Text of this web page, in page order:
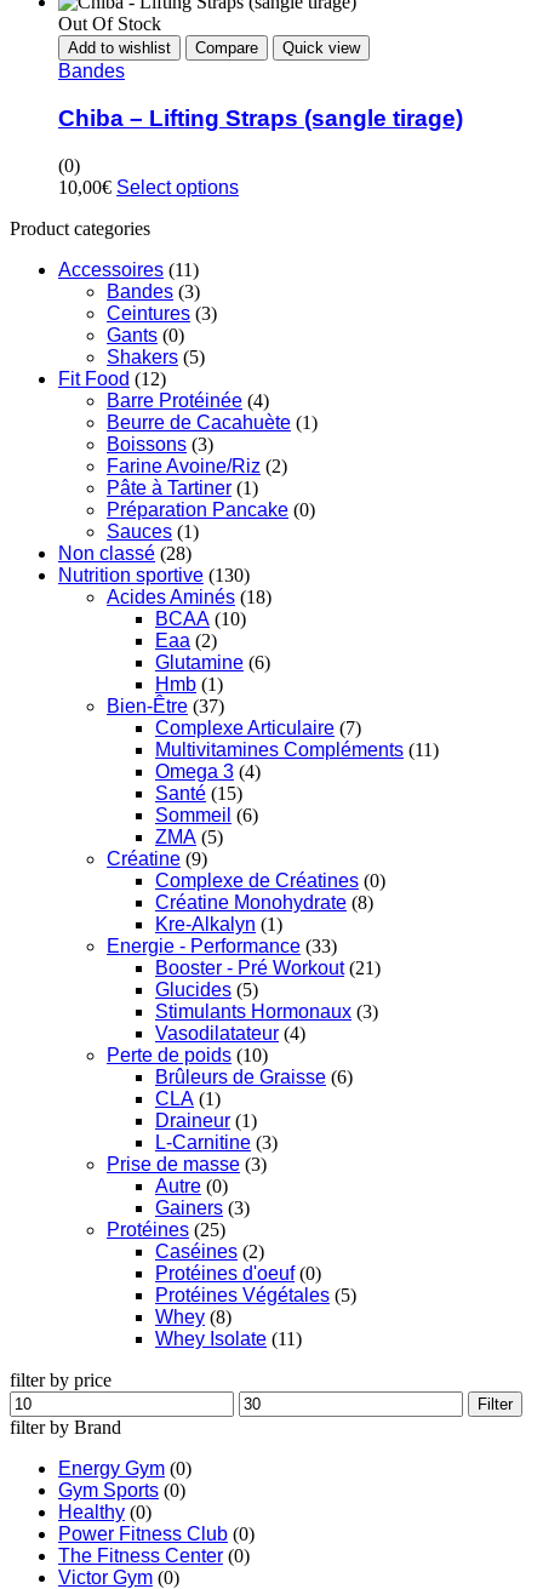
Out Of Stock
Add to wishlist Compare Quick view
Bandes
Chiba – Lifting Straps (sangle tirage)
(0)
10,00€ Select options
Product categories
Accessoires (11)
Bandes (3)
Ceintures (3)
Gants (0)
Shakers (5)
Fit Food (12)
Barre Protéinée (4)
Beurre de Cacahuète (1)
Boissons (3)
Farine Avoine/Riz (2)
Pâte à Tartiner (1)
Préparation Pancake (0)
Sauces (1)
Non classé (28)
Nutrition sportive (130)
Acides Aminés (18)
BCAA (10)
Eaa (2)
Glutamine (6)
Hmb (1)
Bien-Être (37)
Complexe Articulaire (7)
Multivitamines Compléments (11)
Omega 3 (4)
Santé (15)
Sommeil (6)
ZMA (5)
Créatine (9)
Complexe de Créatines (0)
Créatine Monohydrate (8)
Kre-Alkalyn (1)
Energie - Performance (33)
Booster - Pré Workout (21)
Glucides (5)
Stimulants Hormonaux (3)
Vasodilatateur (4)
Perte de poids (10)
Brûleurs de Graisse (6)
CLA (1)
Draineur (1)
L-Carnitine (3)
Prise de masse (3)
Autre (0)
Gainers (3)
Protéines (25)
Caséines (2)
Protéines d'oeuf (0)
Protéines Végétales (5)
Whey (8)
Whey Isolate (11)
filter by price
Filter
filter by Brand
Energy Gym (0)
Gym Sports (0)
Healthy (0)
Power Fitness Club (0)
The Fitness Center (0)
Victor Gym (0)